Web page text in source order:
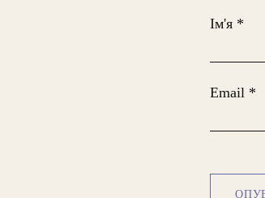
Ім'я *
Email *